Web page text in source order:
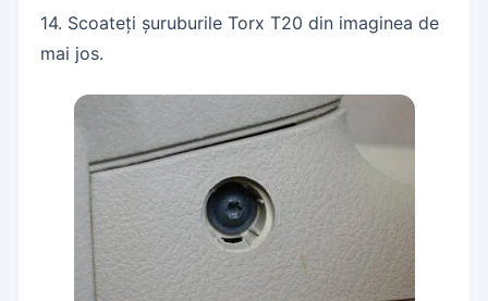
14. Scoateți șuruburile Torx T20 din imaginea de
mai jos.